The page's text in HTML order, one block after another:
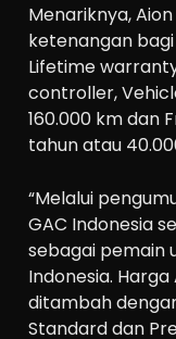
Menariknya,
ketenangan
Lifetime
controller,
160.000 km dan
tahun atau
“Melalui
GAC Indonesia
sebagai pemain
Indonesia.
ditambah
Standard dan